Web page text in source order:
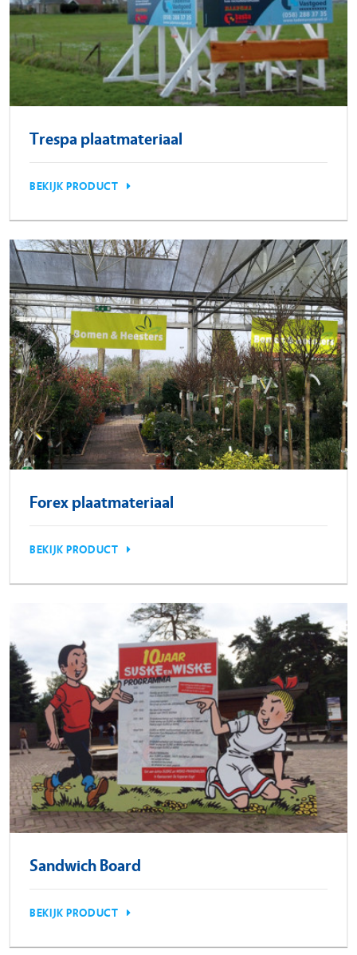
Trespa plaatmateriaal
BEKIJK PRODUCT
Forex plaatmateriaal
BEKIJK PRODUCT
Sandwich Board
BEKIJK PRODUCT